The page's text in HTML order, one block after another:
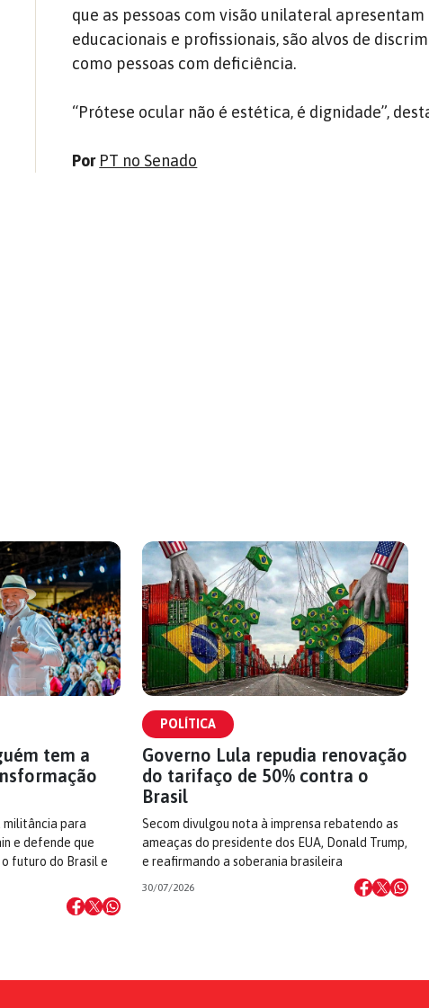
que as pessoas com visão unilateral
educacionais e profissionais, são alvos de
como pessoas com deficiência.
“Prótese ocular não é estética, é dignidade”,
Por PT no Senado
tem a
militância para
e defende que
futuro do Brasil e
POLÍTICA
Governo Lula repudia renovação
do tarifaço de 50% contra o
Brasil
Secom divulgou nota à imprensa rebatendo as
ameaças do presidente dos EUA, Donald Trump,
e reafirmando a soberania brasileira
30/07/2026